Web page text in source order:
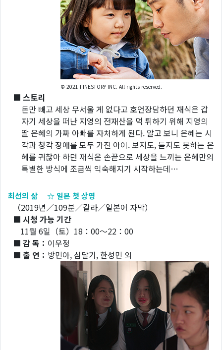
© 2021 FINESTORY INC. All rights reserved.
■ 스토리
돈만 빼고 세상 무서울 게 없다고 호언장담하던 재식은 갑
자기 세상을 떠난 지영의 전재산을 먹 튀하기 위해 지영의
딸 은혜의 가짜 아빠를 자처하게 된다. 알고 보니 은혜는 시
각과 청각 장애를 모두 가진 아이. 보지도, 듣지도 못하는 은
혜를 귀찮아 하던 재식은 손끝으로 세상을 느끼는 은혜만의
특별한 방식에 조금씩 익숙해지기 시작하는데…
최선의 삶 ☆ 일본 첫 상영
（2019년／109분／칼라／일본어 자막）
■ 시청 가능 기간
11월 6일（토）18：00～22：00
■ 감 독： 이우정
■ 출 연： 방민아, 심달기, 한성민 외